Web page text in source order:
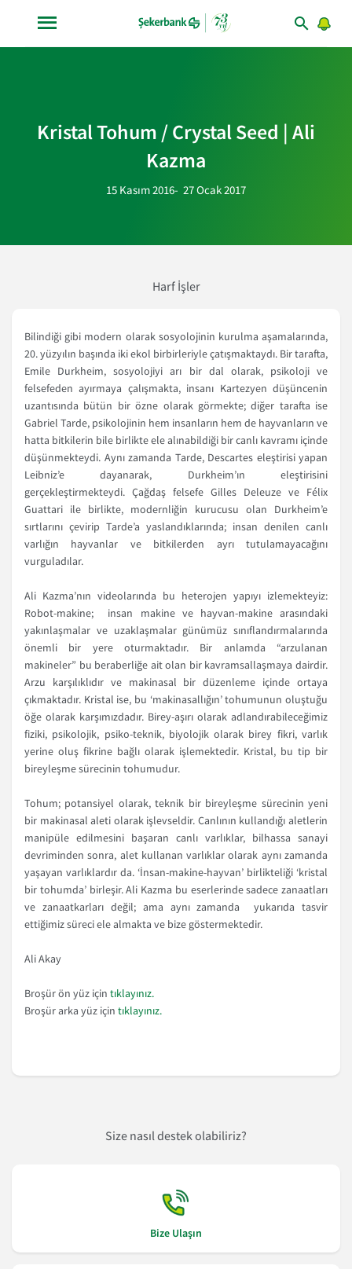
Kristal Tohum / Crystal Seed | Ali
Kazma
15 Kasım 2016- 27 Ocak 2017
Harf İşler
Bilindiği gibi modern olarak sosyolojinin kurulma aşamalarında,
20. yüzyılın başında iki ekol birbirleriyle çatışmaktaydı. Bir tarafta,
Emile Durkheim, sosyolojiyi arı bir dal olarak, psikoloji ve
felsefeden ayırmaya çalışmakta, insanı Kartezyen düşüncenin
uzantısında bütün bir özne olarak görmekte; diğer tarafta ise
Gabriel Tarde, psikolojinin hem insanların hem de hayvanların ve
hatta bitkilerin bile birlikte ele alınabildiği bir canlı kavramı içinde
düşünmekteydi. Aynı zamanda Tarde, Descartes eleştirisi yapan
Leibniz’e dayanarak, Durkheim’ın eleştirisini
gerçekleştirmekteydi. Çağdaş felsefe Gilles Deleuze ve Félix
Guattari ile birlikte, modernliğin kurucusu olan Durkheim’e
sırtlarını çevirip Tarde’a yaslandıklarında; insan denilen canlı
varlığın hayvanlar ve bitkilerden ayrı tutulamayacağını
vurguladılar.
Ali Kazma’nın videolarında bu heterojen yapıyı izlemekteyiz:
Robot-makine; insan makine ve hayvan-makine arasındaki
yakınlaşmalar ve uzaklaşmalar günümüz sınıflandırmalarında
önemli bir yere oturmaktadır. Bir anlamda “arzulanan
makineler” bu beraberliğe ait olan bir kavramsallaşmaya dairdir.
Arzu karşılıklıdır ve makinasal bir düzenleme içinde ortaya
çıkmaktadır. Kristal ise, bu ‘makinasallığın’ tohumunun oluştuğu
öğe olarak karşımızdadır. Birey-aşırı olarak adlandırabileceğimiz
fiziki, psikolojik, psiko-teknik, biyolojik olarak birey fikri, varlık
yerine oluş fikrine bağlı olarak işlemektedir. Kristal, bu tip bir
bireyleşme sürecinin tohumudur.
Tohum; potansiyel olarak, teknik bir bireyleşme sürecinin yeni
bir makinasal aleti olarak işlevseldir. Canlının kullandığı aletlerin
manipüle edilmesini başaran canlı varlıklar, bilhassa sanayi
devriminden sonra, alet kullanan varlıklar olarak aynı zamanda
yaşayan varlıklardır da. ‘İnsan-makine-hayvan’ birlikteliği ‘kristal
bir tohumda’ birleşir. Ali Kazma bu eserlerinde sadece zanaatları
ve zanaatkarları değil; ama aynı zamanda yukarıda tasvir
ettiğimiz süreci ele almakta ve bize göstermektedir.
Ali Akay
Broşür ön yüz için tıklayınız.
Broşür arka yüz için tıklayınız.
Size nasıl destek olabiliriz?
Bize Ulaşın